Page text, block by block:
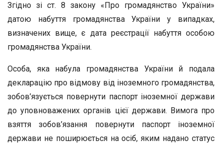
Згідно зі ст. 8 закону «Про громадянство України»
датою набуття громадянства України у випадках,
визначених вище, є дата реєстрації набуття особою
громадянства України.
Особа, яка набула громадянства України й подала
декларацію про відмову від іноземного громадянства,
зобов’язується повернути паспорт іноземної держави
до уповноважених органів цієї держави. Вимога про
взяття зобов’язання повернути паспорт іноземної
держави не поширюється на осіб, яким надано статус